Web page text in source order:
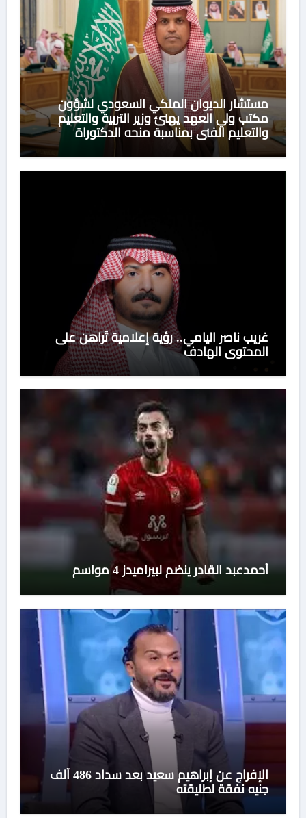
مستشار الديوان الملكي السعودي لشؤون
مكتب ولي العهد يهنئ وزير التربية والتعليم
والتعليم الفني بمناسبة منحه الدكتوراة
الفخرية من جامعة هيروشيما اليابانية
غريب ناصر اليامي.. رؤية إعلامية تُراهن على
المحتوى الهادف
أحمدعبد القادر ينضم لبيراميدز 4 مواسم
الإفراج عن إبراهيم سعيد بعد سداد 486 ألف
جنيه نفقة لطليقته